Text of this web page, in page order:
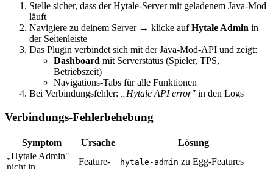
Stelle sicher, dass der Hytale-Server mit geladenem Java-Mod
läuft
Navigiere zu deinem Server → klicke aufHytale Admin in
der Seitenleiste
Das Plugin verbindet sich mit der Java-Mod-API und zeigt:
Dashboard mit Serverstatus (Spieler, TPS,
Betriebszeit)
Navigations-Tabs für alle Funktionen
Bei Verbindungsfehler: „Hytale API error" in den Logs
Verbindungs-Fehlerbehebung
Symptom Ursache
Lösung
„Hytale Admin"
nicht in
Feature-
hytale-admin zu Egg-Features